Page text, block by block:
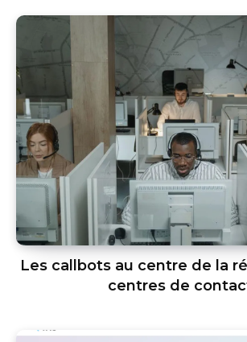
Les callbots au centre de la
centres de